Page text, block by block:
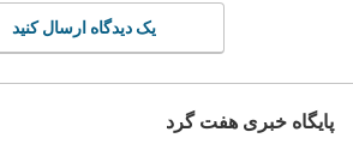
یک دیدگاه ارسال کنید
پایگاه خبری هفت گرد